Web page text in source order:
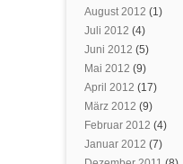
August 2012 (1)
Juli 2012 (4)
Juni 2012 (5)
Mai 2012 (9)
April 2012 (17)
März 2012 (9)
Februar 2012 (4)
Januar 2012 (7)